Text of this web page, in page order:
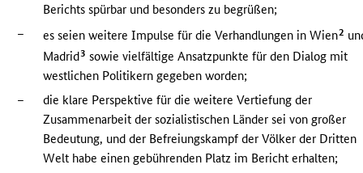
Berichts spürbar und besonders zu begrüßen;
–
es seien weitere Impulse für die Verhandlungen in Wien2
Madrid3 sowie vielfältige Ansatzpunkte für den Dialog mit
westlichen Politikern gegeben worden;
–
die klare Perspektive für die weitere Vertiefung der
Zusammenarbeit der sozialistischen Länder sei von großer
Bedeutung, und der Befreiungskampf der Völker der Dritten
Welt habe einen gebührenden Platz im Bericht erhalten;